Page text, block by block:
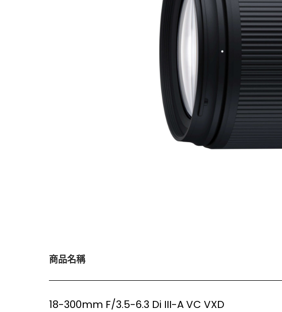
商品名稱
18-300mm F/3.5-6.3 Di III-A VC VXD